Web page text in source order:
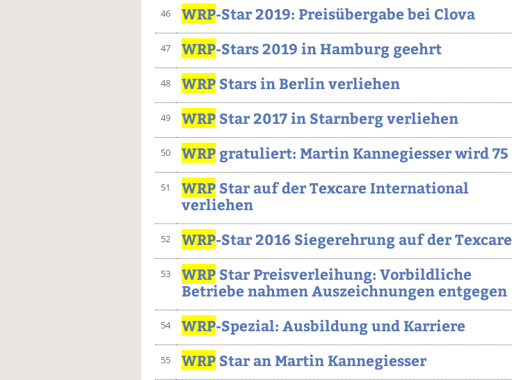
46 WRP-Star 2019: Preisübergabe bei Clova
47 WRP-Stars 2019 in Hamburg geehrt
48 WRP Stars in Berlin verliehen
49 WRP Star 2017 in Starnberg verliehen
50 WRP gratuliert: Martin Kannegiesser wird 75
51 WRP Star auf der Texcare International
verliehen
52 WRP-Star 2016 Siegerehrung auf der Texcare
53 WRP Star Preisverleihung: Vorbildliche
Betriebe nahmen Auszeichnungen entgegen
54 WRP-Spezial: Ausbildung und Karriere
55 WRP Star an Martin Kannegiesser